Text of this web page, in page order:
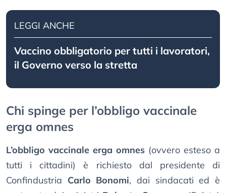
LEGGI ANCHE
Vaccino obbligatorio per tutti i lavoratori,
il Governo verso la stretta
Chi spinge per l’obbligo vaccinale
erga omnes
L’obbligo vaccinale erga omnes (ovvero esteso a
tutti i cittadini) è richiesto dal presidente di
Confindustria Carlo Bonomi, dai sindacati ed è